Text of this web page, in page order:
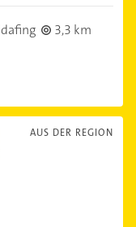
3,3 km
AUS DER REGION